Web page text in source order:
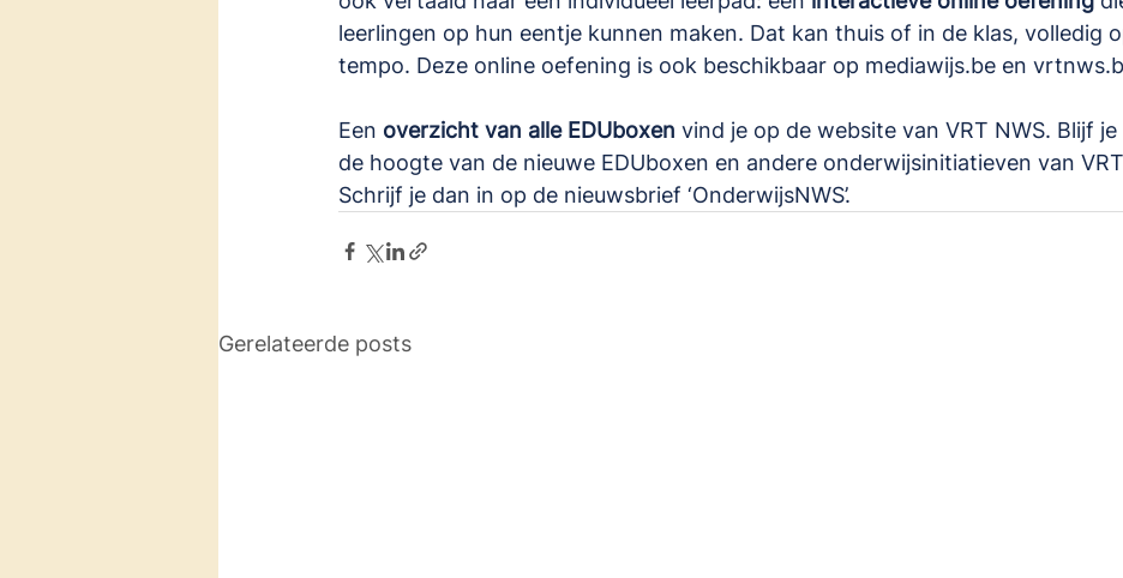
leerlingen op hun eentje kunnen maken. Dat kan thuis of in de klas, volledig
tempo. Deze online oefening is ook beschikbaar op mediawijs.be en
Een overzicht van alle EDUboxen vind je op de website van VRT NWS. Blijf
de hoogte van de nieuwe EDUboxen en andere onderwijsinitiatieven van
Schrijf je dan in op de nieuwsbrief ‘OnderwijsNWS’.
Gerelateerde posts